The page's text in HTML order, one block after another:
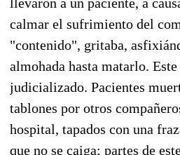
calmar el sufrimiento del
"contenido", gritaba,
almohada hasta matarlo.
judicializado. Pacientes
tablones por otros
hospital, tapados con una
que no se caiga; partes de